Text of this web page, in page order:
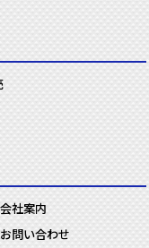
会社案内
お問い合わせ